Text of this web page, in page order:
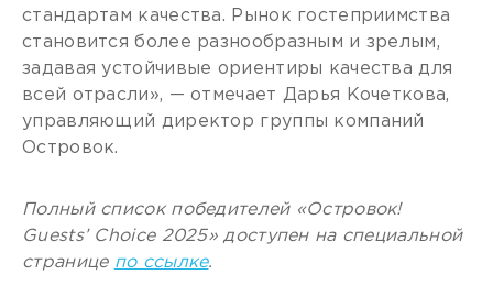
стандартам качества. Рынок гостеприимства
становится более разнообразным и зрелым,
задавая устойчивые ориентиры качества для
всей отрасли», — отмечает Дарья Кочеткова,
управляющий директор группы компаний
Островок.
Полный список победителей «Островок!
Guests’ Choice 2025» доступен на специальной
странице по ссылке.